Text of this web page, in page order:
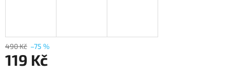
490 Kč –75 %
119 Kč